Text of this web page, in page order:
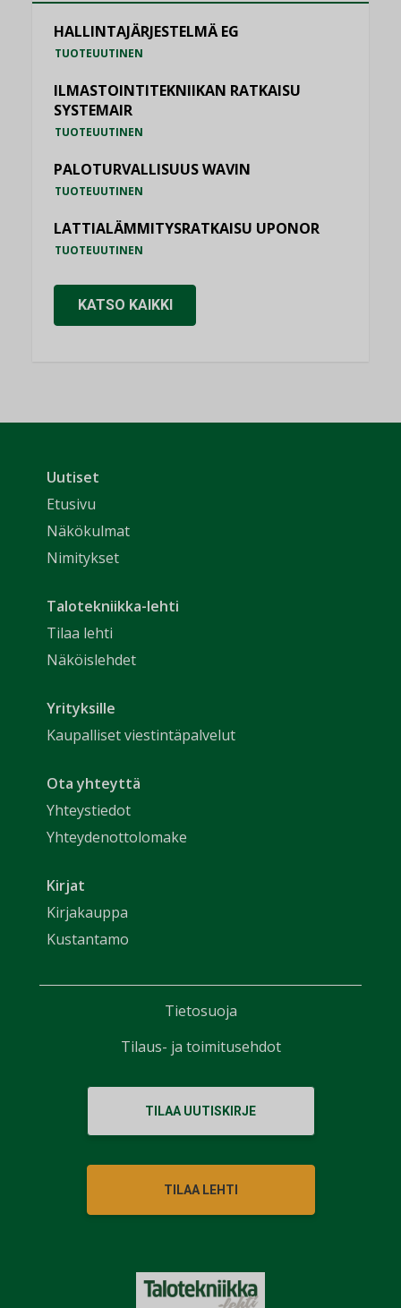
HALLINTAJÄRJESTELMÄ EG
TUOTEUUTINEN
ILMASTOINTITEKNIIKAN RATKAISU
SYSTEMAIR
TUOTEUUTINEN
PALOTURVALLISUUS WAVIN
TUOTEUUTINEN
LATTIALÄMMITYSRATKAISU UPONOR
TUOTEUUTINEN
KATSO KAIKKI
Uutiset
Etusivu
Näkökulmat
Nimitykset
Talotekniikka-lehti
Tilaa lehti
Näköislehdet
Yrityksille
Kaupalliset viestintäpalvelut
Ota yhteyttä
Yhteystiedot
Yhteydenottolomake
Kirjat
Kirjakauppa
Kustantamo
TILAA UUTISKIRJE
TILAA LEHTI
Tietosuoja
Tilaus- ja toimitusehdot